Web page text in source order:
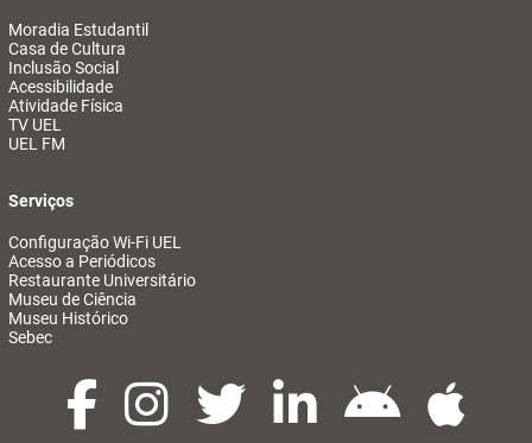
Moradia Estudantil
Casa de Cultura
Inclusão Social
Acessibilidade
Atividade Física
TV UEL
UEL FM
Serviços
Configuração Wi-Fi UEL
Acesso a Periódicos
Restaurante Universitário
Museu de Ciência
Museu Histórico
Sebec